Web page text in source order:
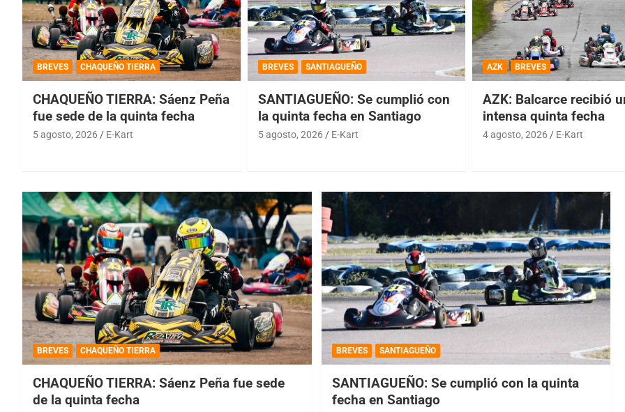
BREVES CHAQUEÑO TIERRA
CHAQUEÑO TIERRA: Sáenz Peña
fue sede de la quinta fecha
5 agosto, 2026 E-Kart
BREVES SANTIAGUEÑO
SANTIAGUEÑO: Se cumplió con
la quinta fecha en Santiago
5 agosto, 2026 E-Kart
AZK BREVES
AZK: Balcarce recibió
intensa quinta fecha
4 agosto, 2026 E-Kart
BREVES CHAQUEÑO TIERRA
CHAQUEÑO TIERRA: Sáenz Peña fue sede
de la quinta fecha
BREVES SANTIAGUEÑO
SANTIAGUEÑO: Se cumplió con la quinta
fecha en Santiago